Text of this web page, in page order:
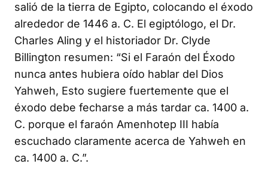
salió de la tierra de Egipto, colocando el éxodo
alrededor de 1446 a. C. El egiptólogo, el Dr.
Charles Aling y el historiador Dr. Clyde
Billington resumen: “Si el Faraón del Éxodo
nunca antes hubiera oído hablar del Dios
Yahweh, Esto sugiere fuertemente que el
éxodo debe fecharse a más tardar ca. 1400 a.
C. porque el faraón Amenhotep III había
escuchado claramente acerca de Yahweh en
ca. 1400 a. C.”.